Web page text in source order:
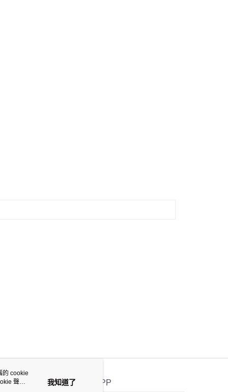
官方APP
的 cookie
聲明
我知道了